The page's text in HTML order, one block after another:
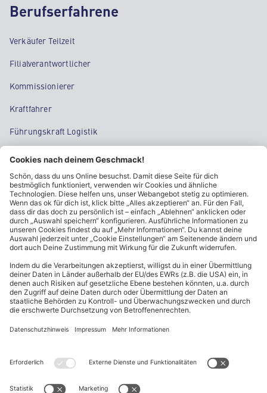
Berufserfahrene
Verkäufer Teilzeit
Filialverantwortlicher
Kommissionierer
Kraftfahrer
Führungskraft Logistik
Regional Sales Manager
Supply Chain Management
Tech & IT
Einkauf
Category Management
ALDI Nord Karriere folgen